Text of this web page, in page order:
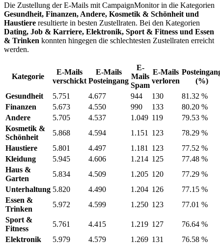
Die Zustellung der E-Mails mit CampaignMonitor in die Kategorien
Gesundheit, Finanzen, Andere, Kosmetik & Schönheit und
Haustiere resultierte in besten Zustellraten. Bei den Kategorien
Dating, Job & Karriere, Elektronik, Sport & Fitness und Essen
& Trinken konnten hingegen die schlechtesten Zustellraten erreicht
werden.
Kategorie
E-Mails
verschickt
E-Mails
Posteingang
E-
Mails
Spam
E-Mails
verloren
(%)
Gesundheit
5.751 4.677 944 130
81.32 %
Finanzen
5.673 4.550 990 133
80.20 %
Andere
5.705 4.537 1.049 119
79.53 %
Kosmetik &
Schönheit
5.868 4.594 1.151 123
78.29 %
Haustiere
5.801 4.497 1.181 123
77.52 %
Kleidung
5.945 4.606 1.214 125
77.48 %
Haus &
Garten
5.834 4.509 1.205 120
77.29 %
Unterhaltung 5.820 4.490 1.204 126
77.15 %
Essen &
Trinken
5.972 4.599 1.250 123
77.01 %
Sport &
Fitness
5.761 4.415 1.219 127
76.64 %
Elektronik
5.979 4.579 1.269 131
76.58 %